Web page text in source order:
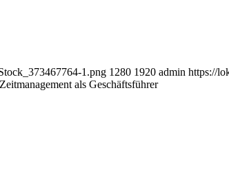
1.png 1280 1920 admin https://
als Geschäftsführer